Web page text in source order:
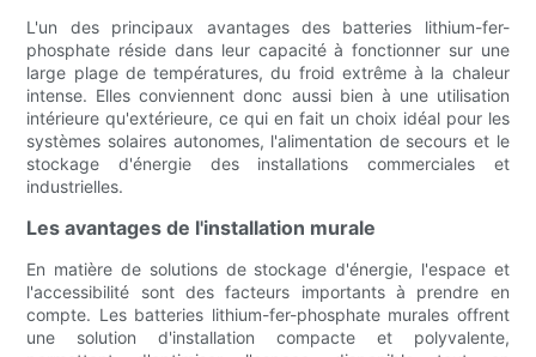
L'un des principaux avantages des batteries lithium-fer-
phosphate réside dans leur capacité à fonctionner sur une
large plage de températures, du froid extrême à la chaleur
intense. Elles conviennent donc aussi bien à une utilisation
intérieure qu'extérieure, ce qui en fait un choix idéal pour les
systèmes solaires autonomes, l'alimentation de secours et le
stockage d'énergie des installations commerciales et
industrielles.
Les avantages de l'installation murale
En matière de solutions de stockage d'énergie, l'espace et
l'accessibilité sont des facteurs importants à prendre en
compte. Les batteries lithium-fer-phosphate murales offrent
une solution d'installation compacte et polyvalente,